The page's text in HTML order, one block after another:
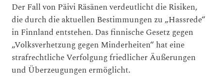
Der Fall von Päivi Räsänen verdeutlicht die Risiken,
die durch die aktuellen Bestimmungen zu „Hassrede“
in Finnland entstehen. Das finnische Gesetz gegen
„Volksverhetzung gegen Minderheiten“ hat eine
strafrechtliche Verfolgung friedlicher Äußerungen
und Überzeugungen ermöglicht.